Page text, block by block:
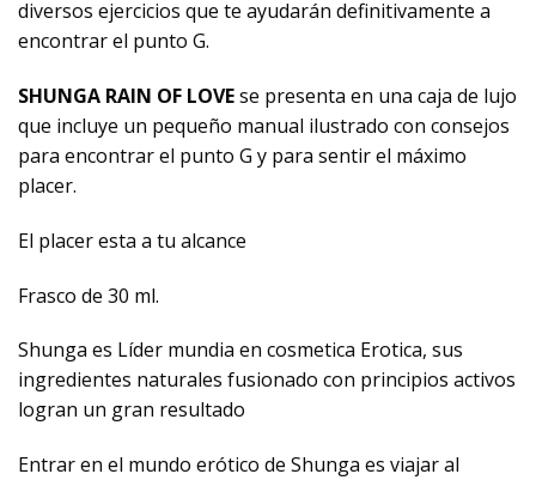
diversos ejercicios que te ayudarán definitivamente a
encontrar el punto G.
SHUNGA RAIN OF LOVEse presenta en una caja de lujo
que incluye un pequeño manual ilustrado con consejos
para encontrar el punto G y para sentir el máximo
placer.
El placer esta a tu alcance
Frasco de 30 ml.
Shunga es Líder mundia en cosmetica Erotica, sus
ingredientes naturales fusionado con principios activos
logran un gran resultado
Entrar en el mundo erótico de Shunga es viajar al